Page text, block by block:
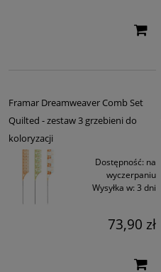
Framar Dreamweaver Comb Set
Quilted - zestaw 3 grzebieni do
koloryzacji
Dostępność: na
wyczerpaniu
Wysyłka w: 3 dni
73,90 zł